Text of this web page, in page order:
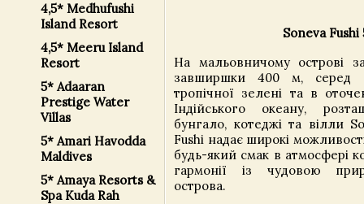
4,5* Medhufushi
Island Resort
4,5* Meeru Island
Resort
5* Adaaran
Prestige Water
Villas
5* Amari Havodda
Maldives
5* Amaya Resorts &
Spa Kuda Rah
Soneva Fushi
На мальовничому острові
завширшки 400 м, серед
тропічної зелені та в
Індійського океану,
бунгало, котеджі та вілли
Fushi надає широкі
будь-який смак в атмосфері
гармонії із чудовою
острова.